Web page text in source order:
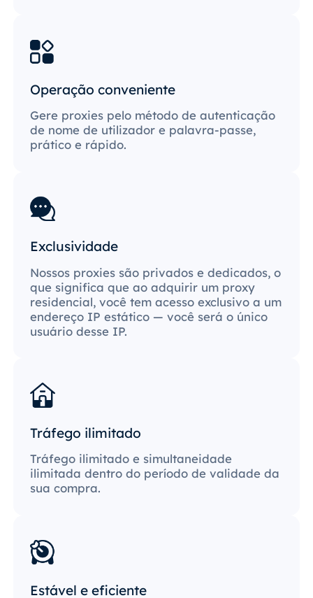
Operação conveniente
Gere proxies pelo método de autenticação
de nome de utilizador e palavra-passe,
prático e rápido.
Exclusividade
Nossos proxies são privados e dedicados, o
que significa que ao adquirir um proxy
residencial, você tem acesso exclusivo a um
endereço IP estático — você será o único
usuário desse IP.
Tráfego ilimitado
Tráfego ilimitado e simultaneidade
ilimitada dentro do período de validade da
sua compra.
Estável e eficiente